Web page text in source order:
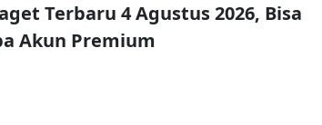
Terbaru 4 Agustus 2026, Bisa
Akun Premium